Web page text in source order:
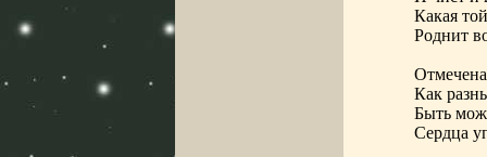
Какая
Роднит
Как
Быть
Сердца